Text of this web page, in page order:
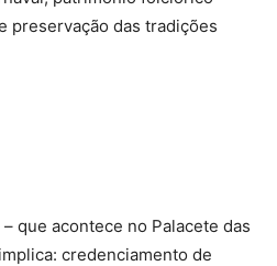
preservação das tradições
que acontece no Palacete das
credenciamento de